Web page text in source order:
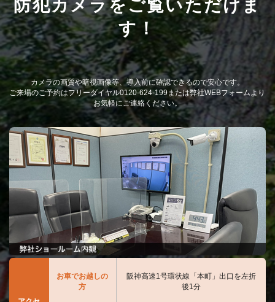
防犯カメラをご覧いただけま
す！
カメラの画質や暗視画像等、導入前に確認できるので安心です。
ご来場のご予約はフリーダイヤル0120-624-199または弊社WEBフォームより
お気軽にご連絡ください。
お車でお越しの
方
阪神高速1号環状線「本町」出口を左折
後1分